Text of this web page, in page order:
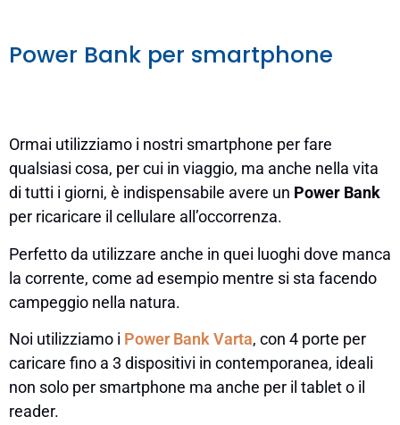
Power Bank per smartphone
Ormai utilizziamo i nostri smartphone per fare
qualsiasi cosa, per cui in viaggio, ma anche nella vita
di tutti i giorni, è indispensabile avere un Power Bank
per ricaricare il cellulare all’occorrenza.
Perfetto da utilizzare anche in quei luoghi dove manca
la corrente, come ad esempio mentre si sta facendo
campeggio nella natura.
Noi utilizziamo i Power Bank Varta, con 4 porte per
caricare fino a 3 dispositivi in contemporanea, ideali
non solo per smartphone ma anche per il tablet o il
reader.